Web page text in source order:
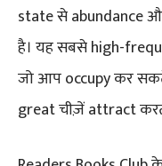
state से abundance
है। यह सबसे high-
जो आप occupy कर
great चीज़ें attract